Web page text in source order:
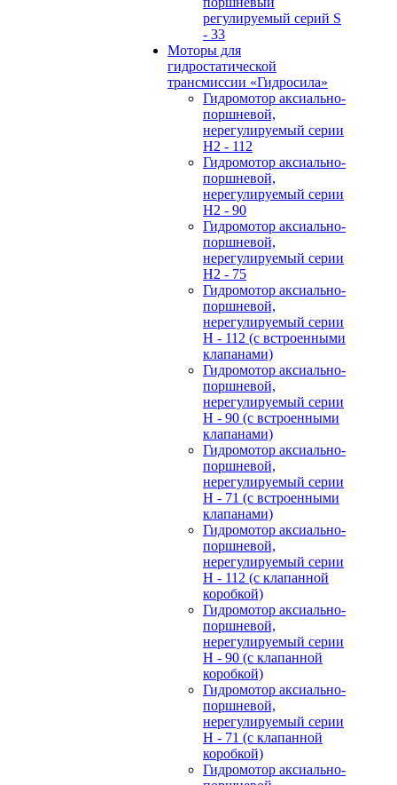
регулируемый серий S
- 33
Моторы для
гидростатической
трансмиссии «Гидросила»
Гидромотор аксиально-
поршневой,
нерегулируемый cерии
H2 - 112
Гидромотор аксиально-
поршневой,
нерегулируемый cерии
H2 - 90
Гидромотор аксиально-
поршневой,
нерегулируемый cерии
H2 - 75
Гидромотор аксиально-
поршневой,
нерегулируемый cерии
H - 112 (с встроенными
клапанами)
Гидромотор аксиально-
поршневой,
нерегулируемый cерии
H - 90 (с встроенными
клапанами)
Гидромотор аксиально-
поршневой,
нерегулируемый cерии
H - 71 (с встроенными
клапанами)
Гидромотор аксиально-
поршневой,
нерегулируемый cерии
H - 112 (с клапанной
коробкой)
Гидромотор аксиально-
поршневой,
нерегулируемый cерии
H - 90 (с клапанной
коробкой)
Гидромотор аксиально-
поршневой,
нерегулируемый cерии
H - 71 (с клапанной
коробкой)
Гидромотор аксиально-